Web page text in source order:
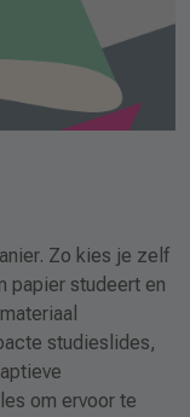
Zo kies je zelf
papier studeert en
studieslides,
om ervoor te